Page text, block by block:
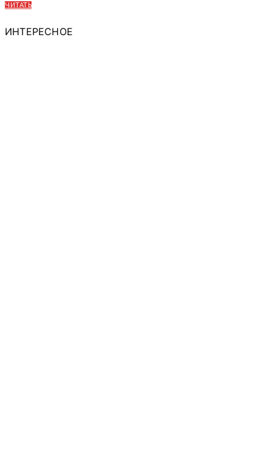
ЧИТАТЬ
ИНТЕРЕСНОЕ